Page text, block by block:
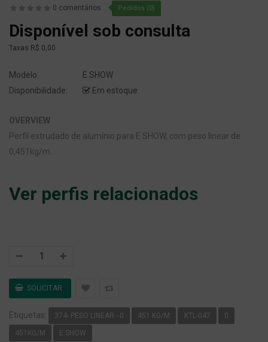
0 comentários Pedidos (0)
Disponível sob consulta
Taxas R$ 0,00
Modelo:
E.SHOW
Disponibilidade:
Em estoque
OVERVIEW
Perfil extrudado de alumínio para E.SHOW, com peso linear de
0,451kg/m.
Ver perfis relacionados
Etiquetas: 374- PESO LINEAR - 0 451 KG/M XTL-047 0
451KG/M E.SHOW